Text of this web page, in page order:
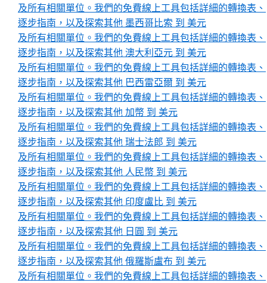
及所有相關單位。我們的免費線上工具包括詳細的轉換表、
逐步指南，以及探索其他 墨西哥比索 到 美元
及所有相關單位。我們的免費線上工具包括詳細的轉換表、
逐步指南，以及探索其他 澳大利亞元 到 美元
及所有相關單位。我們的免費線上工具包括詳細的轉換表、
逐步指南，以及探索其他 巴西雷亞爾 到 美元
及所有相關單位。我們的免費線上工具包括詳細的轉換表、
逐步指南，以及探索其他 加幣 到 美元
及所有相關單位。我們的免費線上工具包括詳細的轉換表、
逐步指南，以及探索其他 瑞士法郎 到 美元
及所有相關單位。我們的免費線上工具包括詳細的轉換表、
逐步指南，以及探索其他 人民幣 到 美元
及所有相關單位。我們的免費線上工具包括詳細的轉換表、
逐步指南，以及探索其他 印度盧比 到 美元
及所有相關單位。我們的免費線上工具包括詳細的轉換表、
逐步指南，以及探索其他 日圓 到 美元
及所有相關單位。我們的免費線上工具包括詳細的轉換表、
逐步指南，以及探索其他 俄羅斯盧布 到 美元
及所有相關單位。我們的免費線上工具包括詳細的轉換表、